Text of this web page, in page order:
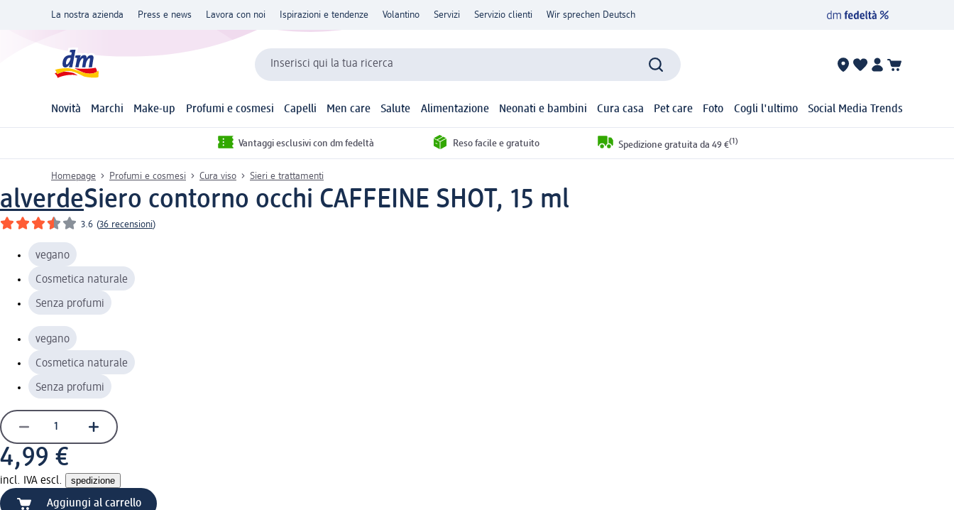
La nostra azienda Press e news Lavora con noi Ispirazioni e tendenze Volantino Servizi Servizio clienti Wir sprechen Deutsch
Inserisci qui la tua ricerca
Novità Marchi Make-up Profumi e cosmesi Capelli Men care Salute Alimentazione Neonati e bambini Cura casa Pet care Foto Cogli l'ultimo Social Media Trends
Vantaggi esclusivi con dm fedeltà Reso facile e gratuito Spedizione gratuita da 49 €(1)
Homepage Profumi e cosmesi Cura viso Sieri e trattamenti
alverdeSiero contorno occhi CAFFEINE SHOT, 15 ml
3.6 (36 recensioni)
vegano
Cosmetica naturale
Senza profumi
vegano
Cosmetica naturale
Senza profumi
4,99 €
incl. IVA escl. spedizione
Aggiungi al carrello